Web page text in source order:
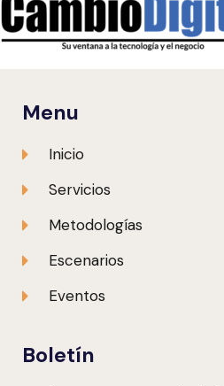
Menu
Inicio
Servicios
Metodologías
Escenarios
Eventos
Boletín